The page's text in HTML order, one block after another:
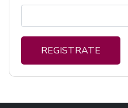
REGISTRATE